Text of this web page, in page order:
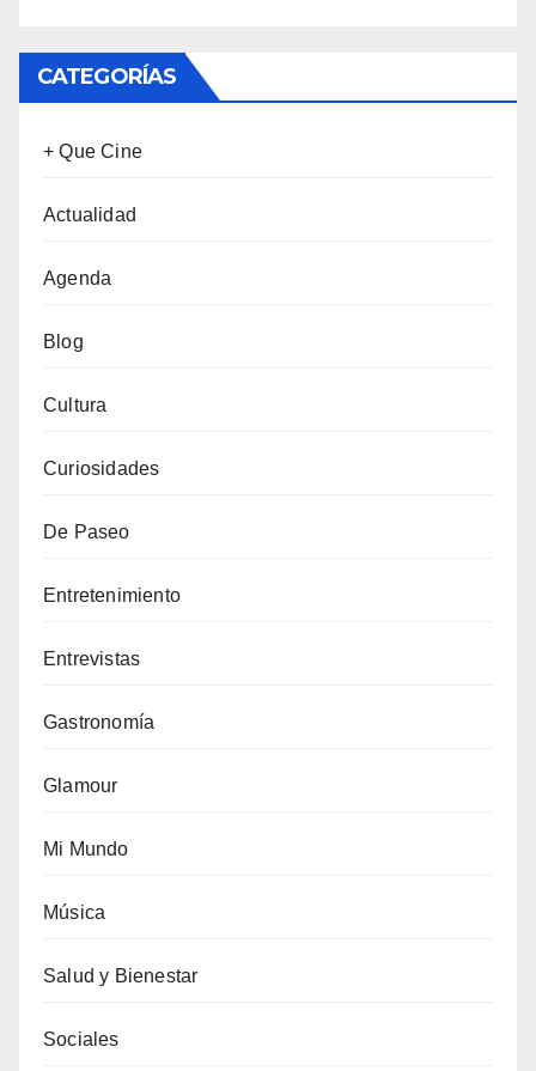
CATEGORÍAS
+ Que Cine
Actualidad
Agenda
Blog
Cultura
Curiosidades
De Paseo
Entretenimiento
Entrevistas
Gastronomía
Glamour
Mi Mundo
Música
Salud y Bienestar
Sociales